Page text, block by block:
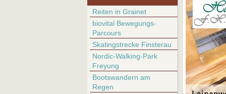
Reiten in Grainet
biovital Bewegungs-
Parcours
Skatingstrecke Finsterau
Nordic-Walking-Park
Freyung
Bootswandern am
Regen